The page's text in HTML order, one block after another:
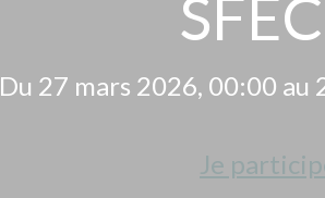
Du 27 mars 2026, 00:00 au
Je